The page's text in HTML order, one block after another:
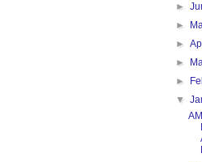
►
►
►
►
►
▼